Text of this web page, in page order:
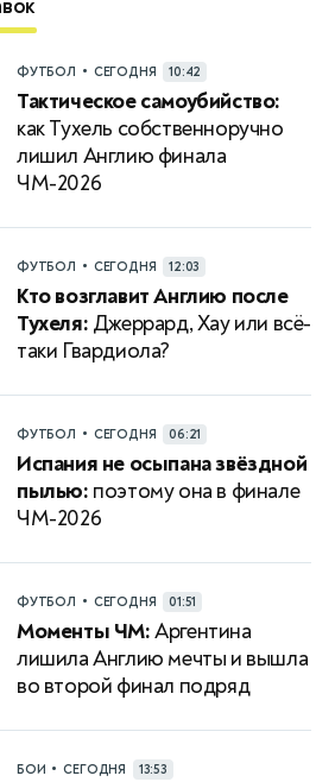
ФУТБОЛ • СЕГОДНЯ 10:42
Тактическое самоубийство:
как Тухель собственноручно
лишил Англию финала
ЧМ-2026
ФУТБОЛ • СЕГОДНЯ 12:03
Кто возглавит Англию после
Тухеля: Джеррард, Хау или всё-
таки Гвардиола?
ФУТБОЛ • СЕГОДНЯ 06:21
Испания не осыпана звёздной
пылью: поэтому она в финале
ЧМ-2026
ФУТБОЛ • СЕГОДНЯ 01:51
Моменты ЧМ:Аргентина
лишила Англию мечты и вышла
во второй финал подряд
БОИ • СЕГОДНЯ 13:53